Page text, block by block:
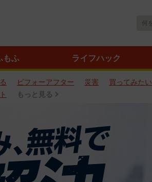
もふ ライフハック
ビフォーアフター 災害 買ってみたい
もっと見る